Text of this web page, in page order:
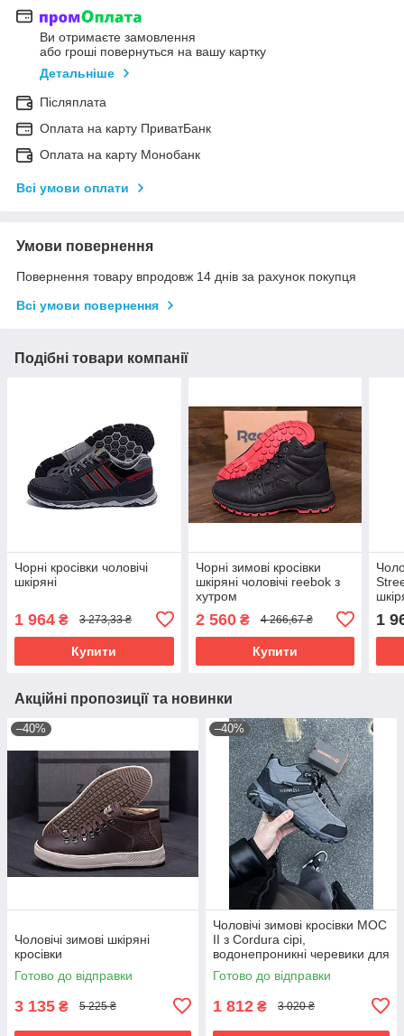
Ви отримаєте замовлення
або гроші повернуться на вашу картку
Детальніше
Післяплата
Оплата на карту ПриватБанк
Оплата на карту Монобанк
Всі умови оплати
Умови повернення
Повернення товару впродовж 14 днів за рахунок покупця
Всі умови повернення
Подібні товари компанії
Чорні кросівки чоловічі
шкіряні
1 964 ₴ 3 273,33 ₴
Купити
Чорні зимові кросівки
шкіряні чоловічі reebok з
хутром
2 560₴ 4 266,67 ₴
Купити
1
Акційні пропозиції та новинки
–40%
Чоловічі зимові шкіряні
кросівки
Готово до відправки
3 135 ₴ 5 225 ₴
–40%
Чоловічі зимові кросівки MOC
II з Cordura сірі,
водонепроникні черевики для
повсякденного носіння
Готово до відправки
1 812 ₴ 3 020 ₴